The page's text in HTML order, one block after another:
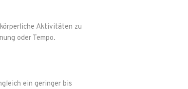
Aktivitäten zu
oder Tempo.
ein geringer bis